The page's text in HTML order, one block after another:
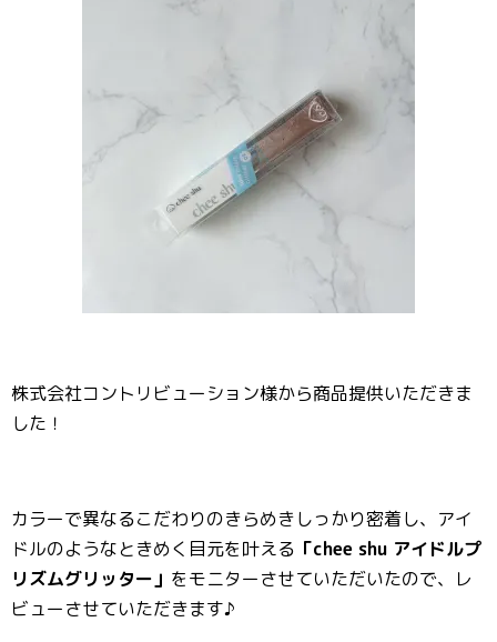
株式会社コントリビューション様から商品提供いただきま
した！
カラーで異なるこだわりのきらめきしっかり密着し、アイ
ドルのようなときめく目元を叶える 「chee shu アイドルプ
リズムグリッター」 をモニターさせていただいたので、レ
ビューさせていただきます♪